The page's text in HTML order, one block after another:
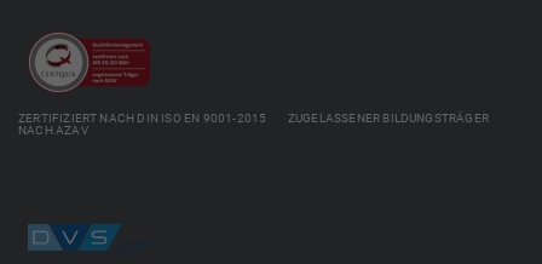
ZERTIFIZIERT NACH DIN ISO EN 9001-2015 ZUGELASSENER BILDUNGSTRÄGER
NACH AZAV